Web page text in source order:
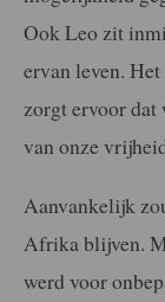
Ook Leo zit
ervan leven.
zorgt ervoor dat
van onze
Aanvankelijk
Afrika blijven.
werd voor